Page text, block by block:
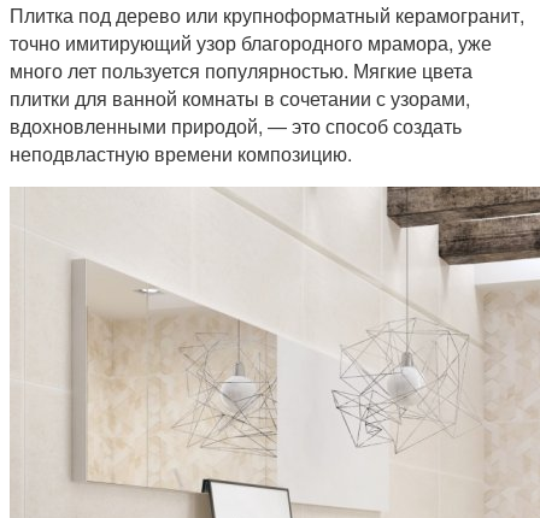
Плитка под дерево или крупноформатный керамогранит,
точно имитирующий узор благородного мрамора, уже
много лет пользуется популярностью. Мягкие цвета
плитки для ванной комнаты в сочетании с узорами,
вдохновленными природой, — это способ создать
неподвластную времени композицию.